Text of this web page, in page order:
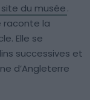
site du musée.
raconte la
Elle se
successives et
d’Angleterre